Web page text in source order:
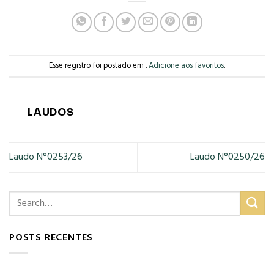
Esse registro foi postado em .Adicione aos favoritos.
LAUDOS
Laudo N°0253/26 Laudo N°0250/26
POSTS RECENTES